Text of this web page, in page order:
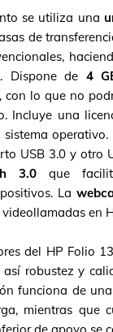
se utiliza una
de
Dispone de 4
, con lo que no
Incluye una
sistema
USB 3.0 y otro
3.0 que
La
en
del HP Folio
así robustez y
funciona de
mientras que